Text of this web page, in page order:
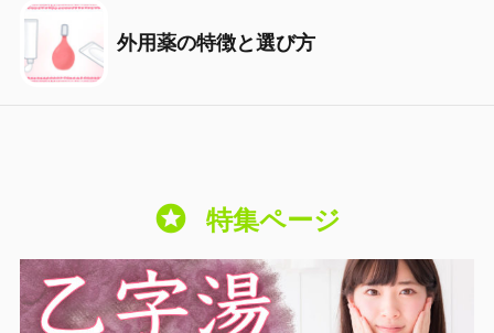
外用薬の特徴と選び方
stars 特集ページ